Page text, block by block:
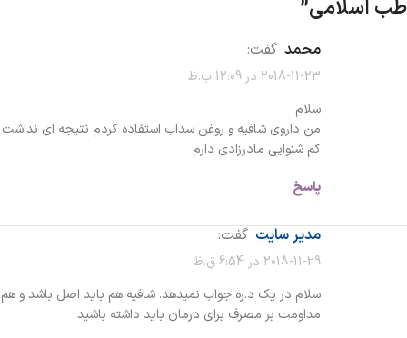
طب اسلامی”
محمد گفت:
2018-11-23 در 12:09 ب.ظ
سلام
من داروی شافیه و روغن سداب استفاده کردم نتیجه ای نداشت
کم شنوایی مادرزادی دارم
پاسخ
مدیر سایت گفت:
2018-11-29 در 6:54 ق.ظ
سلام در یک د.ره جواب نمیدهد. شافیه هم باید اصل باشد و هم
مداومت بر مصرف برای درمان باید داشته باشید